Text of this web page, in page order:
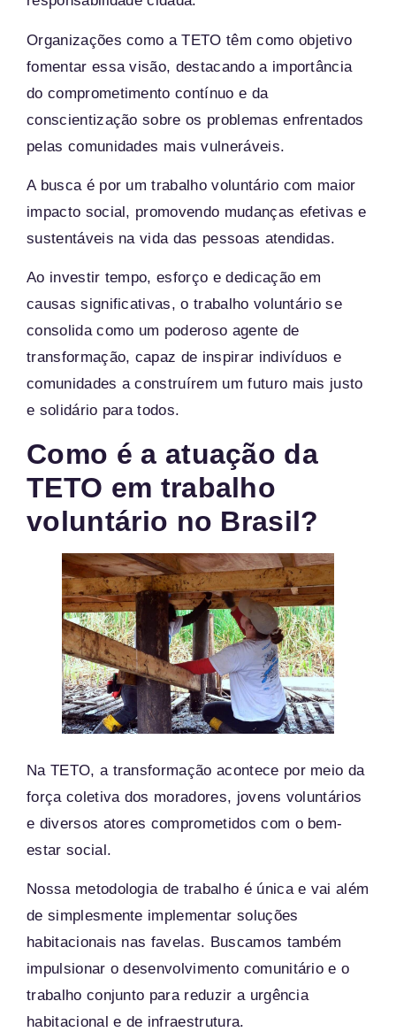
Organizações como a TETO têm como objetivo
fomentar essa visão, destacando a importância
do comprometimento contínuo e da
conscientização sobre os problemas enfrentados
pelas comunidades mais vulneráveis.
A busca é por um trabalho voluntário com maior
impacto social, promovendo mudanças efetivas e
sustentáveis na vida das pessoas atendidas.
Ao investir tempo, esforço e dedicação em
causas significativas, o trabalho voluntário se
consolida como um poderoso agente de
transformação, capaz de inspirar indivíduos e
comunidades a construírem um futuro mais justo
e solidário para todos.
Como é a atuação da
TETO em trabalho
voluntário no Brasil?
Na TETO, a transformação acontece por meio da
força coletiva dos moradores, jovens voluntários
e diversos atores comprometidos com o bem-
estar social.
Nossa metodologia de trabalho é única e vai além
de simplesmente implementar soluções
habitacionais nas favelas. Buscamos também
impulsionar o desenvolvimento comunitário e o
trabalho conjunto para reduzir a urgência
habitacional e de infraestrutura.